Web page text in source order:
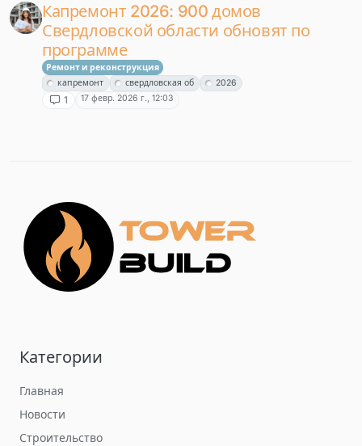
Капремонт 2026: 900 домов
Свердловской области обновят по
программе
Ремонт и реконструкция
капремонт
свердловская об 2026
1 17 февр. 2026 г., 12:03
Категории
Главная
Новости
Строительство